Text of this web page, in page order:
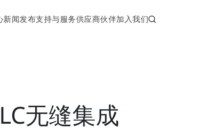
新闻发布支持与服务供应商伙伴加入我们
无缝集成